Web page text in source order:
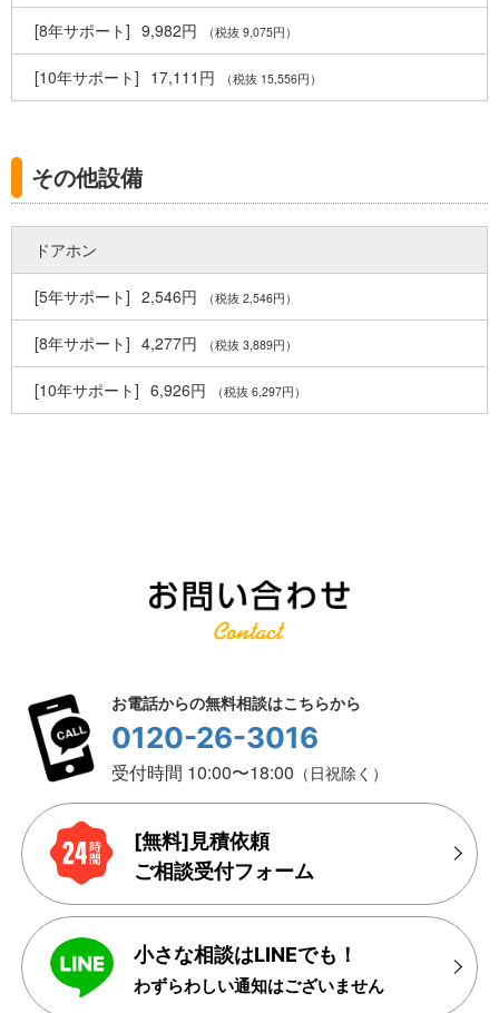
9,982円 （税抜 9,075円）
17,111円 （税抜 15,556円）
その他設備
ドアホン
2,546円 （税抜 2,546円）
4,277円 （税抜 3,889円）
6,926円 （税抜 6,297円）
お電話からの無料相談はこちらから
0120-26-3016
受付時間 10:00〜18:00 （日祝除く）
[無料]見積依頼
ご相談受付フォーム
小さな相談はLINEでも！
わずらわしい通知はございません